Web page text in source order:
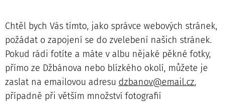
Chtěl bych Vás tímto, jako správce webových stránek,
požádat o zapojení se do zvelebení našich stránek.
Pokud rádi fotíte a máte v albu nějaké pěkné fotky,
přímo ze Džbánova nebo blízkého okolí, můžete je
zaslat na emailovou adresu dzbanov@email.cz,
případně při větším množství fotografií